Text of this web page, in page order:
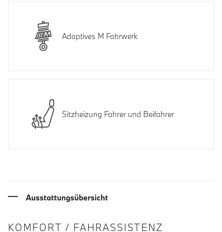
Adaptives M Fahrwerk
Sitzheizung Fahrer und Beifahrer
Ausstattungsübersicht
INFORMATIONEN ÜBER DIE
KOMFORT / FAHRASSISTENZ